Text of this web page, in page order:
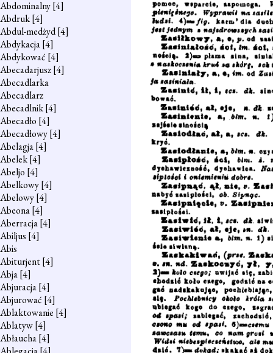
Abdominalny[4]
Abdruk[4]
Abdul-medżyd[4]
Abdykacja[4]
Abdykować [4]
Abecadarjusz[4]
Abecadlarka
Abecadlarz
Abecadlnik[4]
Abecadło [4]
Abecadłowy[4]
Abelagja[4]
Abelek[4]
Abeljo [4]
Abelkowy[4]
Abelowy[4]
Abeona[4]
Aberracja[4]
Abiljus [4]
Abis
Abiturjent[4]
Abja[4]
Abjuracja[4]
Abjurować [4]
Ablaktowanie [4]
Ablatyw[4]
Abłaucha[4]